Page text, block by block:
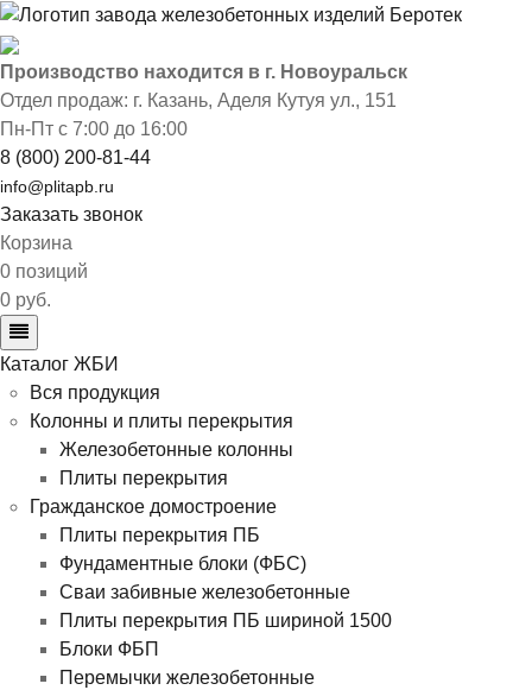
Производство находится в г. Новоуральск
Отдел продаж: г. Казань, Аделя Кутуя ул., 151
Пн-Пт с 7:00 до 16:00
8 (800) 200-81-44
info@plitapb.ru
Заказать звонок
Корзина
0 позиций
0 руб.
Каталог ЖБИ
Вся продукция
Колонны и плиты перекрытия
Железобетонные колонны
Плиты перекрытия
Гражданское домостроение
Плиты перекрытия ПБ
Фундаментные блоки (ФБС)
Сваи забивные железобетонные
Плиты перекрытия ПБ шириной 1500
Блоки ФБП
Перемычки железобетонные